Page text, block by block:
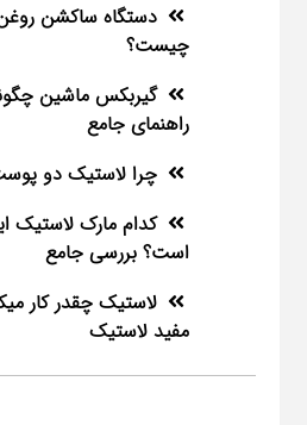
دستگاه ساکشن
چیست؟
گیربکس ماشین
راهنمای جامع
چرا لاستیک دو
کدام مارک لاستیک
است؟ بررسی جامع
لاستیک چقدر کار
مفید لاستیک